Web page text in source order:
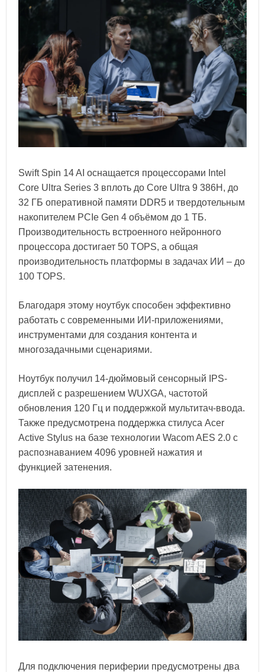
Swift Spin 14 AI оснащается процессорами Intel
Core Ultra Series 3 вплоть до Core Ultra 9 386H, до
32 ГБ оперативной памяти DDR5 и твердотельным
накопителем PCIe Gen 4 объёмом до 1 ТБ.
Производительность встроенного нейронного
процессора достигает 50 TOPS, а общая
производительность платформы в задачах ИИ – до
100 TOPS.
Благодаря этому ноутбук способен эффективно
работать с современными ИИ-приложениями,
инструментами для создания контента и
многозадачными сценариями.
Ноутбук получил 14-дюймовый сенсорный IPS-
дисплей с разрешением WUXGA, частотой
обновления 120 Гц и поддержкой мультитач-ввода.
Также предусмотрена поддержка стилуса Acer
Active Stylus на базе технологии Wacom AES 2.0 с
распознаванием 4096 уровней нажатия и
функцией затенения.
Для подключения периферии предусмотрены два